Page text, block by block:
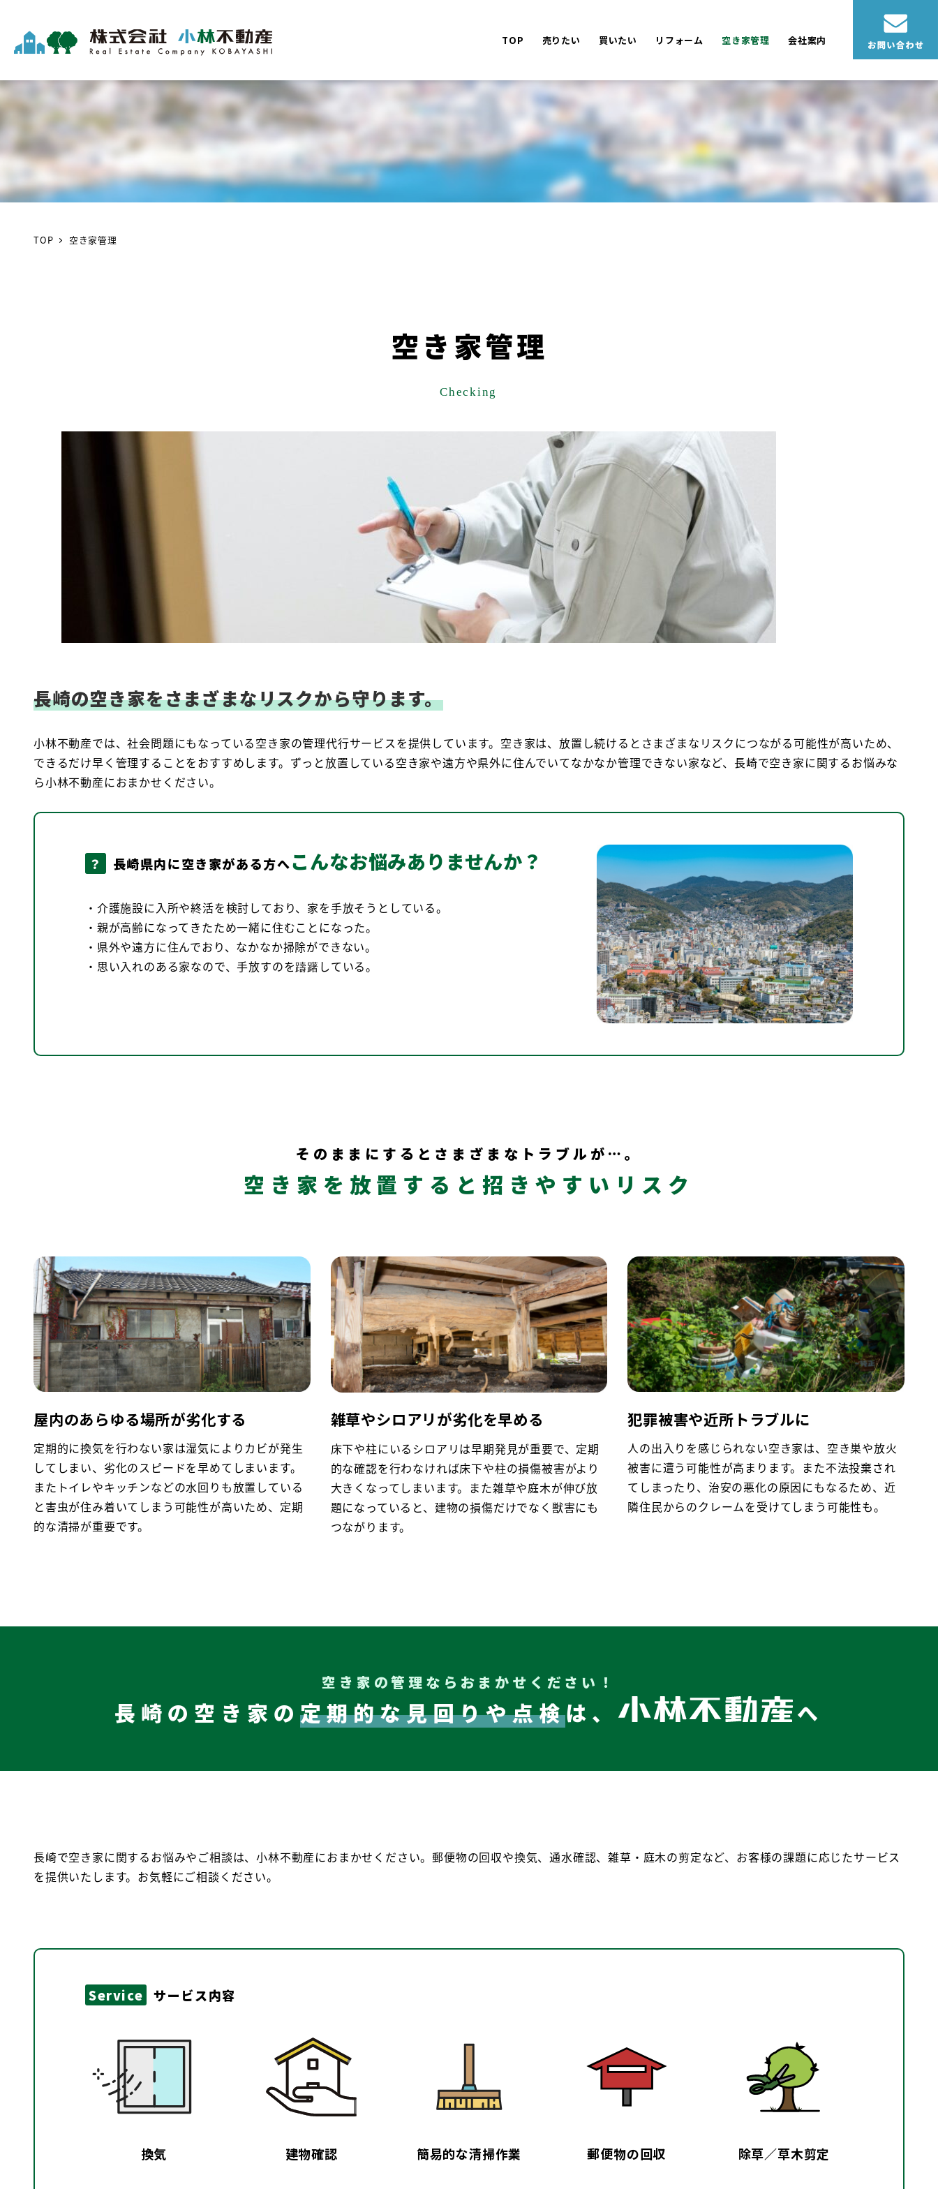
TOP 売りたい 買いたい リフォーム 空き家管理 会社案内
TOP 空き家管理
空き家管理
長崎の空き家をさまざまなリスクから守ります。
小林不動産では、社会問題にもなっている空き家の管理代行サービスを提供しています。空き家は、放置し続けるとさまざまなリスクにつながる可能性が高いため、
できるだけ早く管理することをおすすめします。ずっと放置している空き家や遠方や県外に住んでいてなかなか管理できない家など、長崎で空き家に関するお悩みな
ら小林不動産におまかせください。
？ 長崎県内に空き家がある方へこんなお悩みありませんか？
・介護施設に入所や終活を検討しており、家を手放そうとしている。
・親が高齢になってきたため一緒に住むことになった。
・県外や遠方に住んでおり、なかなか掃除ができない。
・思い入れのある家なので、手放すのを躊躇している。
そのままにすると さまざまなトラブルが…。
空き家を放置すると 招きやすいリスク
屋内のあらゆる場所が劣化する
定期的に換気を行わない家は湿気によりカビが発生
してしまい、劣化のスピードを早めてしまいます。
またトイレやキッチンなどの水回りも放置している
と害虫が住み着いてしまう可能性が高いため、定期
的な清掃が重要です。
雑草やシロアリが劣化を早める
床下や柱にいるシロアリは早期発見が重要で、定期
的な確認を行わなければ床下や柱の損傷被害がより
大きくなってしまいます。また雑草や庭木が伸び放
題になっていると、建物の損傷だけでなく獣害にも
つながります。
犯罪被害や近所トラブルに
人の出入りを感じられない空き家は、空き巣や放火
被害に遭う可能性が高まります。また不法投棄され
てしまったり、治安の悪化の原因にもなるため、近
隣住民からのクレームを受けてしまう可能性も。
空き家の管理ならおまかせください！
長崎の空き家の 定期的な見回りや点検は、 へ
長崎で空き家に関するお悩みやご相談は、小林不動産におまかせください。郵便物の回収や換気、通水確認、雑草・庭木の剪定など、お客様の課題に応じたサービス
を提供いたします。お気軽にご相談ください。
Service サービス内容
換気 建物確認 簡易的な清掃作業 郵便物の回収 除草／草木剪定